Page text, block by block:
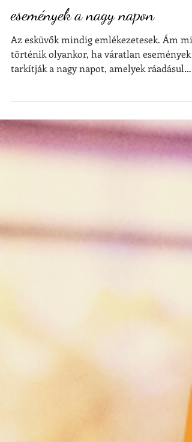
Kalandos esküvők - döbbenetes
események a nagy napon
történik olyankor, ha váratlan események
tarkítják a nagy napot, amelyek ráadásul
kellemetlenek...